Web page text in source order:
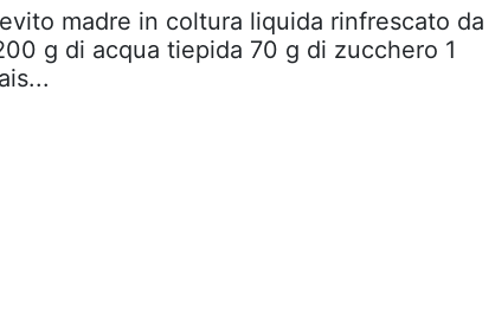
madre in coltura liquida rinfrescato da
g di acqua tiepida 70 g di zucchero 1